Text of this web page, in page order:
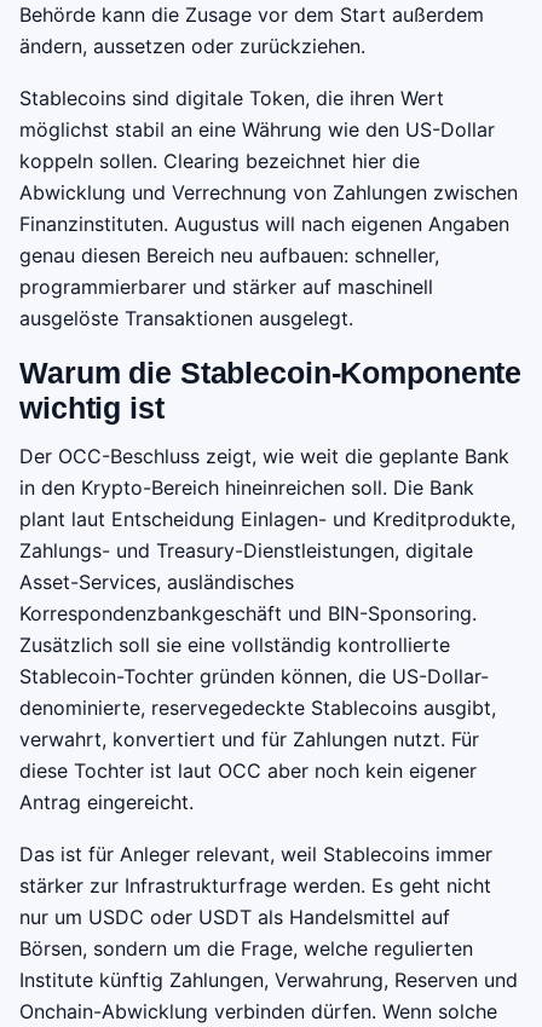
Behörde kann die Zusage vor dem Start außerdem
ändern, aussetzen oder zurückziehen.
Stablecoins sind digitale Token, die ihren Wert
möglichst stabil an eine Währung wie den US-Dollar
koppeln sollen. Clearing bezeichnet hier die
Abwicklung und Verrechnung von Zahlungen zwischen
Finanzinstituten. Augustus will nach eigenen Angaben
genau diesen Bereich neu aufbauen: schneller,
programmierbarer und stärker auf maschinell
ausgelöste Transaktionen ausgelegt.
Warum die Stablecoin-Komponente
wichtig ist
Der OCC-Beschluss zeigt, wie weit die geplante Bank
in den Krypto-Bereich hineinreichen soll. Die Bank
plant laut Entscheidung Einlagen- und Kreditprodukte,
Zahlungs- und Treasury-Dienstleistungen, digitale
Asset-Services, ausländisches
Korrespondenzbankgeschäft und BIN-Sponsoring.
Zusätzlich soll sie eine vollständig kontrollierte
Stablecoin-Tochter gründen können, die US-Dollar-
denominierte, reservegedeckte Stablecoins ausgibt,
verwahrt, konvertiert und für Zahlungen nutzt. Für
diese Tochter ist laut OCC aber noch kein eigener
Antrag eingereicht.
Das ist für Anleger relevant, weil Stablecoins immer
stärker zur Infrastrukturfrage werden. Es geht nicht
nur um USDC oder USDT als Handelsmittel auf
Börsen, sondern um die Frage, welche regulierten
Institute künftig Zahlungen, Verwahrung, Reserven und
Onchain-Abwicklung verbinden dürfen. Wenn solche